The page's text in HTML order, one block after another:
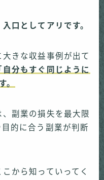
入口としてアリです。
きな収益事例が出て
自分もすぐ同じように
。
副業の損失を最大限
的に合う副業が判断
から知っていってく